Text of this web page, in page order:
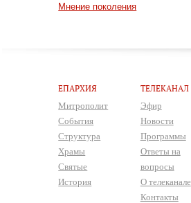
Мнение поколения
ЕПАРХИЯ
Митрополит
События
Структура
Храмы
Святые
История
ТЕЛЕКАНАЛ
Эфир
Новости
Программы
Ответы на
вопросы
О телеканале
Контакты